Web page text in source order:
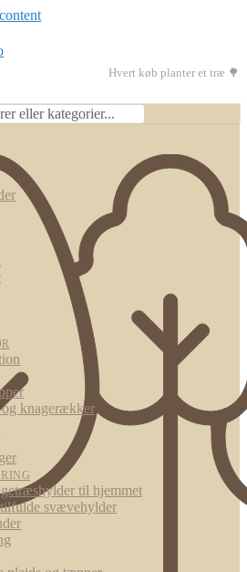
Hvert køb planter et træ 🌳
knagerækker
til hjemmet
svævehylder